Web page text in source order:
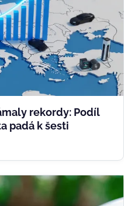
rekordy: Podíl
padá k šesti